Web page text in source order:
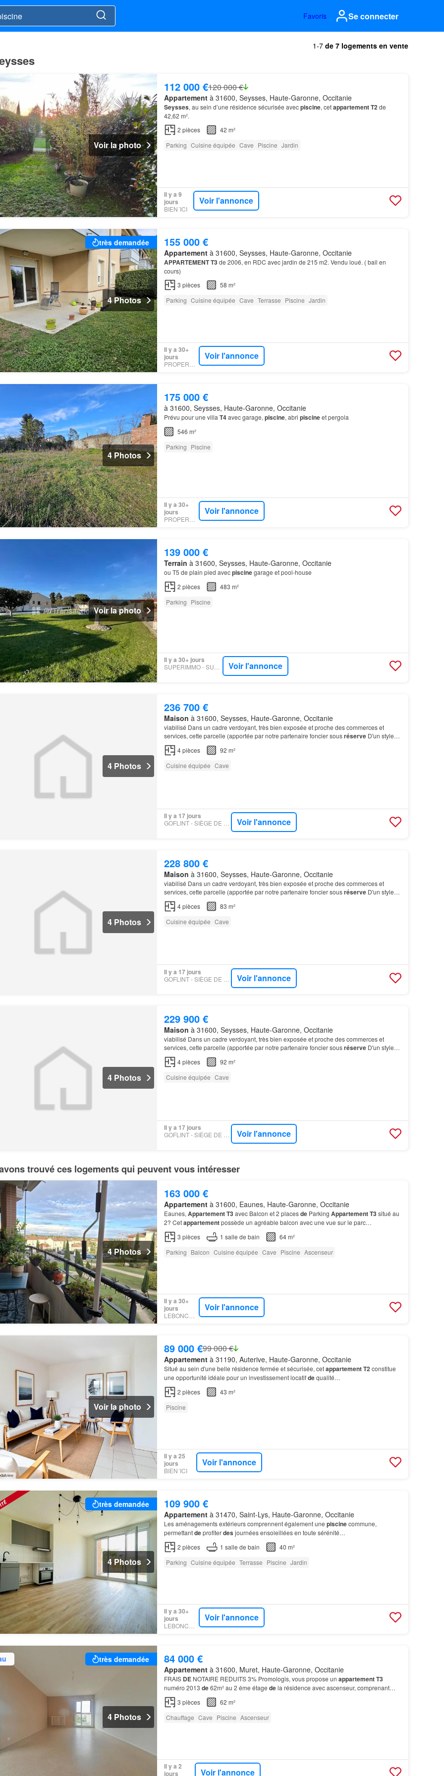
Favoris Se connecter
1-7 de 7 logements en vente
Voir la photo
112 000 €120 000 €
Appartementà 31600, Seysses, Haute-Garonne, Occitanie
Seysses, au sein d’une résidence sécurisée avecpiscine, cetappartement T2de
42,62 m².
2 pièces
42 m²
Parking Cuisine équipée Cave Piscine Jardin
Il y a 9
jours
BIEN´ICI
Voir l'annonce
très demandée
4 Photos
155 000 €
Appartementà 31600, Seysses, Haute-Garonne, Occitanie
APPARTEMENT T3de 2006, en RDC avec jardin de 215 m2. Vendu loué. ( bail en
cours)
3 pièces
58 m²
Parking Cuisine équipée Cave Terrasse Piscine Jardin
Il y a 30+
jours
PROPERSTAR
Voir l'annonce
4 Photos
175 000 €
à 31600, Seysses, Haute-Garonne, Occitanie
Prévu pour une villa T4avec garage, piscine, abri piscineet pergola
546 m²
Parking Piscine
Il y a 30+
jours
PROPERSTAR
Voir l'annonce
Voir la photo
139 000 €
Terrain à 31600, Seysses, Haute-Garonne, Occitanie
ou T5 de plain pied avecpiscinegarage et pool-house
2 pièces
483 m²
Parking Piscine
Il y a 30+ jours
SUPERIMMO - SUPERIMMO Voir l'annonce
4 Photos
236 700 €
Maison à 31600, Seysses, Haute-Garonne, Occitanie
viabilisé Dans un cadre verdoyant, très bien exposée et proche des commerces et
services, cette parcelle (apportée par notre partenaire foncier sousréserveD'un style
épuré, fonctionnel et élégant, cette maison
4pièces
92 m²
Cuisine équipée Cave
Il y a 17 jours
Voir l'annonce
4 Photos
228 800 €
Maison à 31600, Seysses, Haute-Garonne, Occitanie
viabilisé Dans un cadre verdoyant, très bien exposée et proche des commerces et
services, cette parcelle (apportée par notre partenaire foncier sousréserveD'un style
épuré, fonctionnel et élégant, cette maison
4pièces
83 m²
Cuisine équipée Cave
Il y a 17 jours
Voir l'annonce
4 Photos
229 900 €
Maison à 31600, Seysses, Haute-Garonne, Occitanie
viabilisé Dans un cadre verdoyant, très bien exposée et proche des commerces et
services, cette parcelle (apportée par notre partenaire foncier sousréserveD'un style
épuré, fonctionnel et élégant, cette maison
4pièces
92 m²
Cuisine équipée Cave
Il y a 17 jours
Voir l'annonce
trouvé ces logements qui peuvent vous intéresser
4 Photos
163 000 €
Appartementà 31600, Eaunes, Haute-Garonne, Occitanie
Eaunes, Appartement T3avec Balcon et 2 placesdeParking Appartement T3situé au
2? Cetappartementpossède un agréable balcon avec une vue sur le parc…
3 pièces 1 salle de bain
64 m²
Parking Balcon Cuisine équipée Cave Piscine Ascenseur
Il y a 30+
jours
Voir l'annonce
Voir la photo
89 000 €99 000 €
Appartementà 31190, Auterive, Haute-Garonne, Occitanie
Situé au sein d'une belle résidence fermée et sécurisée, cetappartement T2constitue
une opportunité idéale pour un investissement locatifdequalité…
2 pièces
43 m²
Piscine
Il y a 25
jours
BIEN´ICI
Voir l'annonce
très demandée
4 Photos
109 900 €
Appartementà 31470, Saint-Lys, Haute-Garonne, Occitanie
Les aménagements extérieurs comprennent également une piscinecommune,
permettantdeprofiterdes journées ensoleillées en toute sérénité…
2 pièces 1 salle de bain
40 m²
Parking Cuisine équipée Terrasse Piscine Jardin
Il y a 30+
jours
Voir l'annonce
très demandée
4 Photos
84 000 €
Appartementà 31600, Muret, Haute-Garonne, Occitanie
FRAIS DENOTAIRE REDUITS 3% Promologis, vous propose un appartement T3
numéro 2013 de62m² au 2 éme étage dela résidence avec ascenseur, comprenant
cuisine
vente: 84 000€ •Adresse: 33 avenue
3 pièces
62 m²
Chauffage Cave Piscine Ascenseur
Il y a 2
jours
Voir l'annonce